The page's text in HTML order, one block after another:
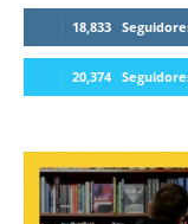
18,833
20,374